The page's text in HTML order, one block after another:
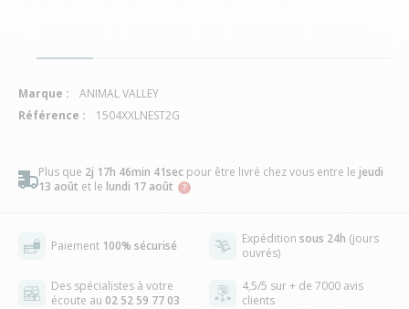
Plus que 2j 17h 46min 40sec pour être livré chez vous entre le jeudi
13 août et le lundi 17 août
Paiement 100% sécurisé Expédition sous 24h (jours
ouvrés)
Des spécialistes à votre
écoute au 02 52 59 77 03
4,5/5 sur + de 7000 avis
clients
Marque :
ANIMAL VALLEY
Référence :
1504XXLNEST2G